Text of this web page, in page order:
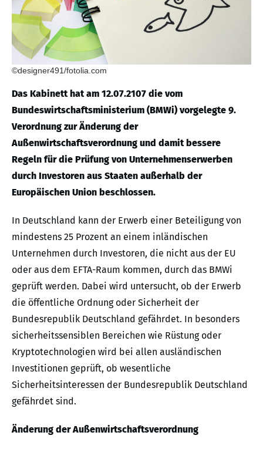
©designer491/fotolia.com
Das Kabinett hat am 12.07.2107 die vom
Bundeswirtschaftsministerium (BMWi) vorgelegte 9.
Verordnung zur Änderung der
Außenwirtschaftsverordnung und damit bessere
Regeln für die Prüfung von Unternehmenserwerben
durch Investoren aus Staaten außerhalb der
Europäischen Union beschlossen.
In Deutschland kann der Erwerb einer Beteiligung von
mindestens 25 Prozent an einem inländischen
Unternehmen durch Investoren, die nicht aus der EU
oder aus dem EFTA-Raum kommen, durch das BMWi
geprüft werden. Dabei wird untersucht, ob der Erwerb
die öffentliche Ordnung oder Sicherheit der
Bundesrepublik Deutschland gefährdet. In besonders
sicherheitssensiblen Bereichen wie Rüstung oder
Kryptotechnologien wird bei allen ausländischen
Investitionen geprüft, ob wesentliche
Sicherheitsinteressen der Bundesrepublik Deutschland
gefährdet sind.
Änderung der Außenwirtschaftsverordnung